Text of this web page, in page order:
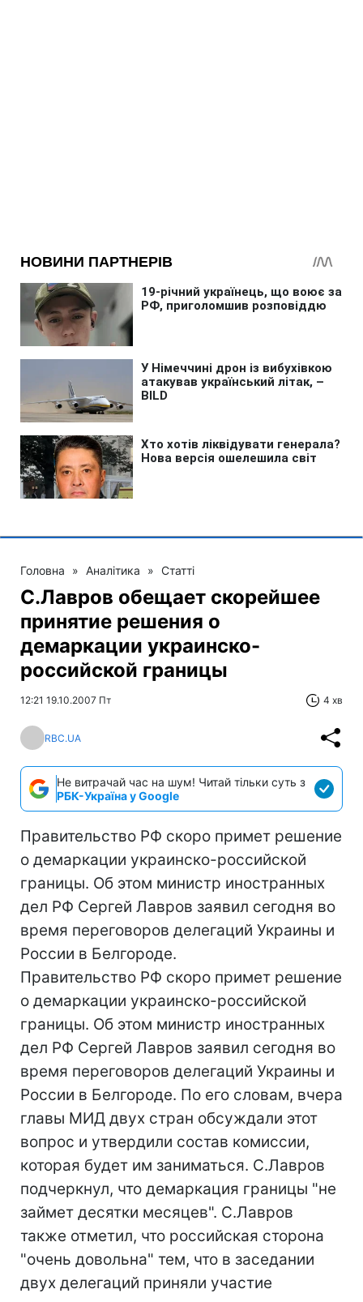
Головна » Аналітика » Статті
С.Лавров обещает скорейшее
принятие решения о
демаркации украинско-
российской границы
12:21 19.10.2007 Пт 4 хв
RBC.UA
Не витрачай час на шум! Читай тільки суть з
РБК-Україна у Google
Правительство РФ скоро примет решение
о демаркации украинско-российской
границы. Об этом министр иностранных
дел РФ Сергей Лавров заявил сегодня во
время переговоров делегаций Украины и
России в Белгороде.
Правительство РФ скоро примет решение
о демаркации украинско-российской
границы. Об этом министр иностранных
дел РФ Сергей Лавров заявил сегодня во
время переговоров делегаций Украины и
России в Белгороде. По его словам, вчера
главы МИД двух стран обсуждали этот
вопрос и утвердили состав комиссии,
которая будет им заниматься. С.Лавров
подчеркнул, что демаркация границы "не
займет десятки месяцев". С.Лавров
также отметил, что российская сторона
"очень довольна" тем, что в заседании
двух делегаций приняли участие